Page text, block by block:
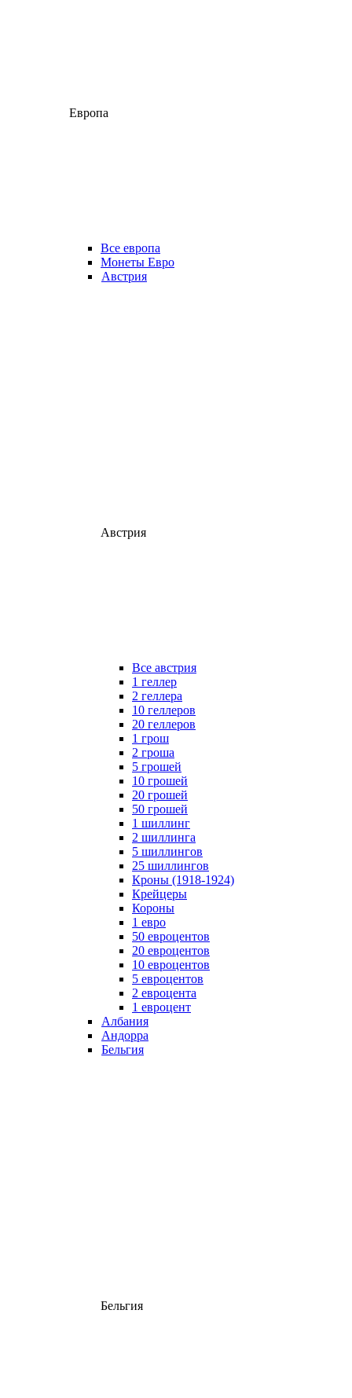
Европа
Все европа
Монеты Евро
Австрия
Австрия
Все австрия
1 геллер
2 геллера
10 геллеров
20 геллеров
1 грош
2 гроша
5 грошей
10 грошей
20 грошей
50 грошей
1 шиллинг
2 шиллинга
5 шиллингов
25 шиллингов
Кроны (1918-1924)
Крейцеры
Короны
1 евро
50 евроцентов
20 евроцентов
10 евроцентов
5 евроцентов
2 евроцента
1 евроцент
Албания
Андорра
Бельгия
Бельгия